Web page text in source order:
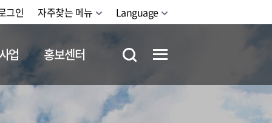
그인 자주찾는 메뉴 Language
업 홍보센터